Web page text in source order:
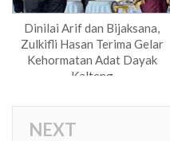
Dinilai Arif dan Bijaksana,
Zulkifli Hasan Terima Gelar
Kehormatan Adat Dayak
Kalteng
NEXT